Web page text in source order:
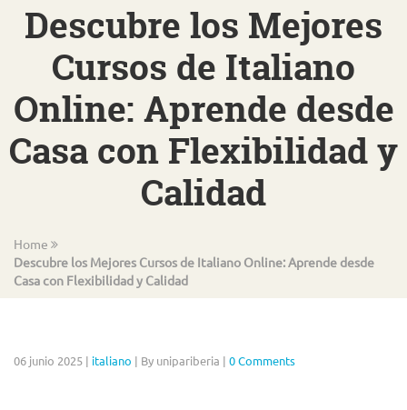
Descubre los Mejores
Cursos de Italiano
Online: Aprende desde
Casa con Flexibilidad y
Calidad
Home
Descubre los Mejores Cursos de Italiano Online: Aprende desde
Casa con Flexibilidad y Calidad
06 junio 2025 | italiano | By unipariberia | 0 Comments